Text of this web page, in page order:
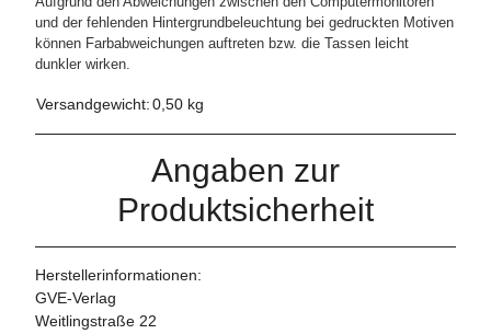
und der fehlenden Hintergrundbeleuchtung bei gedruckten Motiven
können Farbabweichungen auftreten bzw. die Tassen leicht
dunkler wirken.
Versandgewicht:0,50 kg
Angaben zur
Produktsicherheit
Herstellerinformationen:
GVE-Verlag
Weitlingstraße 22